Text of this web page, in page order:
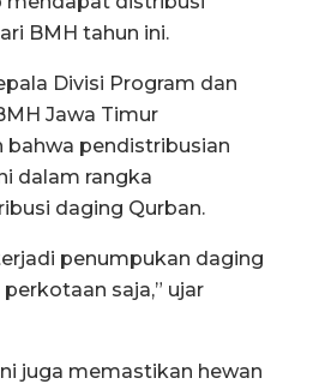
BMH tahun ini.
Divisi Program dan
Jawa Timur
bahwa pendistribusian
dalam rangka
daging Qurban.
penumpukan daging
saja,” ujar
juga memastikan hewan